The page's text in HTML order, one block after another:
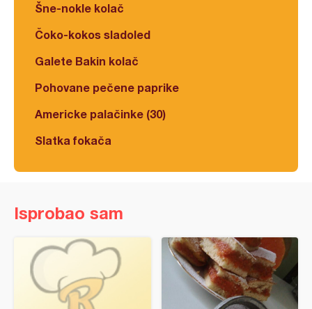
Šne-nokle kolač
Čoko-kokos sladoled
Galete Bakin kolač
Pohovane pečene paprike
Americke palačinke (30)
Slatka fokača
Isprobao sam